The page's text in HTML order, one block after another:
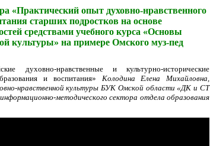
«Практический опыт духовно-нравственного
старших подростков на основе
средствами учебного курса «Основы
культуры» на примере Омского муз-пед
духовно-нравственные и культурно-исторические
и воспитания» Колодина Елена Михайловна,
нравственной культуры БУК Омской области «ДК и СТ
методического сектора отдела образования